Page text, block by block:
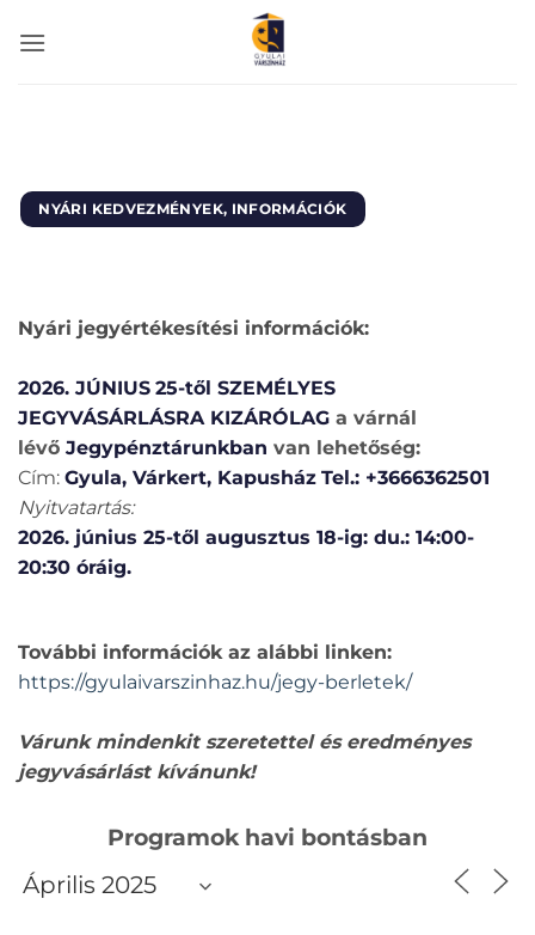
NYÁRI KEDVEZMÉNYEK, INFORMÁCIÓK
Nyári jegyértékesítési információk:
2026. JÚNIUS 25-től SZEMÉLYES
JEGYVÁSÁRLÁSRA KIZÁRÓLAG a várnál
lévő Jegypénztárunkban van lehetőség:
Cím: Gyula, Várkert, Kapusház Tel.: +3666362501
Nyitvatartás:
2026. június 25-től augusztus 18-ig: du.: 14:00-
20:30 óráig.
További információk az alábbi linken:
https://gyulaivarszinhaz.hu/jegy-berletek/
Várunk mindenkit szeretettel és eredményes
jegyvásárlást kívánunk!
Programok havi bontásban